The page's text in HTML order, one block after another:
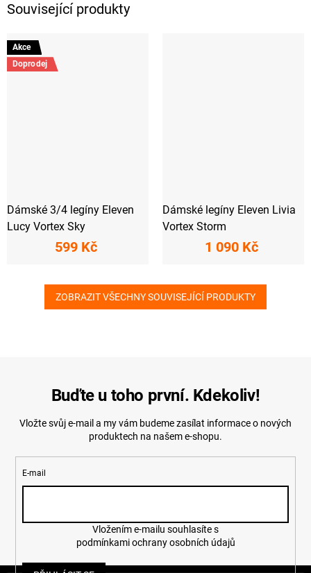
Související produkty
Akce
Doprodej
Dámské 3/4 legíny Eleven
Lucy Vortex Sky
599 Kč
Dámské legíny Eleven Livia
Vortex Storm
1 090 Kč
ZOBRAZIT VŠECHNY SOUVISEJÍCÍ PRODUKTY
Buďte u toho první. Kdekoliv!
Vložte svůj e-mail a my vám budeme zasílat informace o nových
produktech na našem e-shopu.
E-mail
podmínkami ochrany osobních údajů